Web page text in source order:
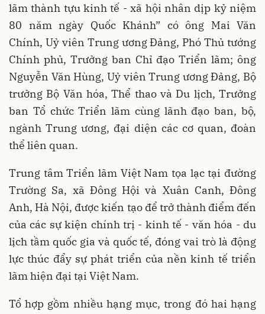
lãm thành tựu kinh tế - xã hội nhân dịp kỷ niệm
80 năm ngày Quốc Khánh” có ông Mai Văn
Chính, Uỷ viên Trung ương Đảng, Phó Thủ tướng
Chính phủ, Trưởng ban Chỉ đạo Triển lãm; ông
Nguyễn Văn Hùng, Uỷ viên Trung ương Đảng, Bộ
trưởng Bộ Văn hóa, Thể thao và Du lịch, Trưởng
ban Tổ chức Triển lãm cùng lãnh đạo ban, bộ,
ngành Trung ương, đại diện các cơ quan, đoàn
thể liên quan.
Trung tâm Triển lãm Việt Nam tọa lạc tại đường
Trường Sa, xã Đông Hội và Xuân Canh, Đông
Anh, Hà Nội, được kiến tạo để trở thành điểm đến
của các sự kiện chính trị - kinh tế - văn hóa - du
lịch tầm quốc gia và quốc tế, đóng vai trò là động
lực thúc đẩy sự phát triển của nền kinh tế triển
lãm hiện đại tại Việt Nam.
Tổ hợp gồm nhiều hạng mục, trong đó hai hạng